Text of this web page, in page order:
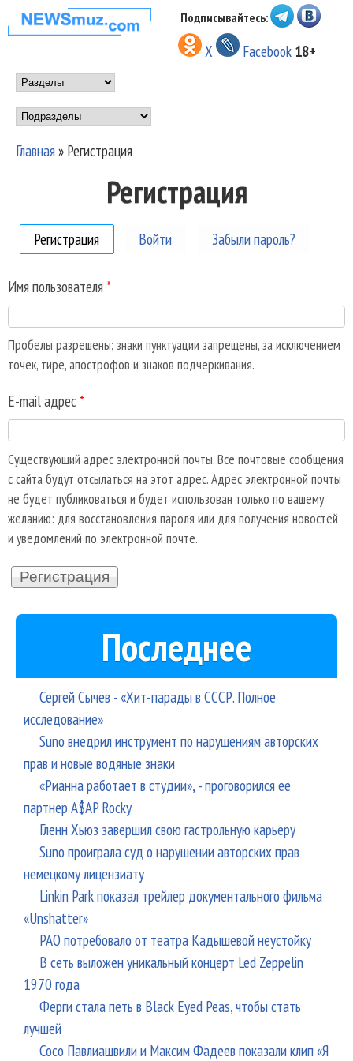
Перейти к основному
содержанию
НОВОСТИ
МУЗЫКИ И
ШОУ БИЗНЕСА
NEWSMUZ.COM
Подписывайтесь:
X Facebook 18+
Main menu
Подразделы
Главная» Регистрация
Регистрация
Регистрация (активная вкладка)
Войти Забыли пароль?
Имя пользователя *
Пробелы разрешены; знаки пунктуации запрещены, за исключением
точек, тире, апострофов и знаков подчеркивания.
E-mail адрес *
Существующий адрес электронной почты. Все почтовые сообщения
с сайта будут отсылаться на этот адрес. Адрес электронной почты
не будет публиковаться и будет использован только по вашему
желанию: для восстановления пароля или для получения новостей
и уведомлений по электронной почте.
Последнее
Сергей Сычёв - «Хит-парады в СССР. Полное
исследование»
Suno внедрил инструмент по нарушениям авторских
прав и новые водяные знаки
«Рианна работает в студии», - проговорился ее
партнер A$AP Rocky
Гленн Хьюз завершил свою гастрольную карьеру
Suno проиграла суд о нарушении авторских прав
немецкому лицензиату
Linkin Park показал трейлер документального фильма
«Unshatter»
РАО потребовало от театра Кадышевой неустойку
В сеть выложен уникальный концерт Led Zeppelin
1970 года
Ферги стала петь в Black Eyed Peas, чтобы стать
лучшей
Сосо Павлиашвили и Максим Фадеев показали клип «Я